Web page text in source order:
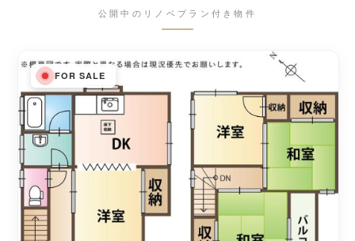
公開中のリノベプラン付き物件
FOR SALE